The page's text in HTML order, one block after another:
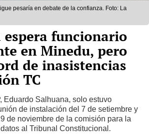
pesaría en debate de la confianza. Foto: La
espera funcionario
en Minedu, pero
de inasistencias
TC
Eduardo Salhuana, solo estuvo
de instalación del 7 de setiembre y
de noviembre de la comisión para la
al Tribunal Constitucional.